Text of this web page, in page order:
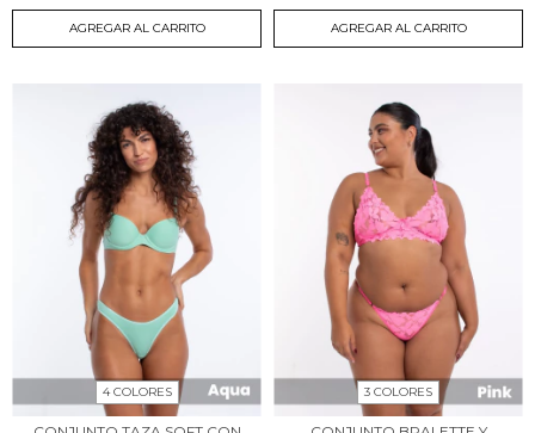
AGREGAR AL CARRITO AGREGAR AL CARRITO
4 COLORES 3 COLORES